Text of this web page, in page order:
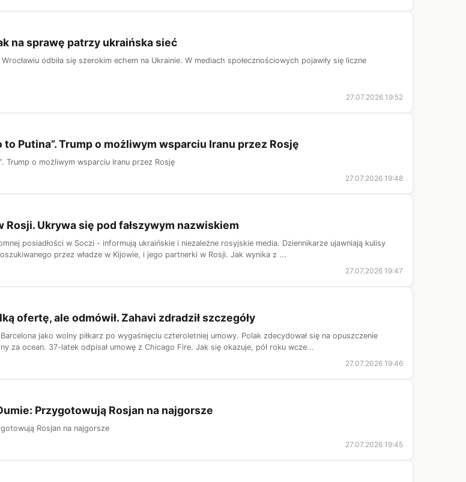
na sprawę patrzy ukraińska sieć
odbiła się szerokim echem na Ukrainie. W mediach społecznościowych pojawiły się liczne
27.07.2026 19:52
to Putina”. Trump o możliwym wsparciu Iranu przez Rosję
Trump o możliwym wsparciu Iranu przez Rosję
27.07.2026 19:48
Ukrywa się pod fałszywym nazwiskiem
posiadłości w Soczi - informują ukraińskie i niezależne rosyjskie media. Dziennikarze ujawniają kulisy
przez władze w Kijowie, i jego partnerki w Rosji. Jak wynika z ...
27.07.2026 19:47
ofertę, ale odmówił. Zahavi zdradził szczegóły
jako wolny piłkarz po wygaśnięciu czteroletniej umowy. Polak zdecydował się na opuszczenie
za ocean. 37-latek odpisał umowę z Chicago Fire. Jak się okazuje, pół roku wcze...
27.07.2026 19:46
Przygotowują Rosjan na najgorsze
Rosjan na najgorsze
27.07.2026 19:45